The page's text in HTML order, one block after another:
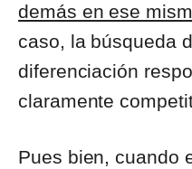
demás en ese
caso, la búsqueda
diferenciación
claramente
Pues bien, cuando